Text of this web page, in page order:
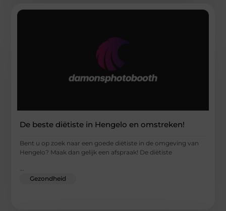
De beste diëtiste in Hengelo en omstreken!
Bent u op zoek naar een goede diëtiste in de omgeving van
Hengelo? Maak dan gelijk een afspraak! De diëtiste
...
Gezondheid